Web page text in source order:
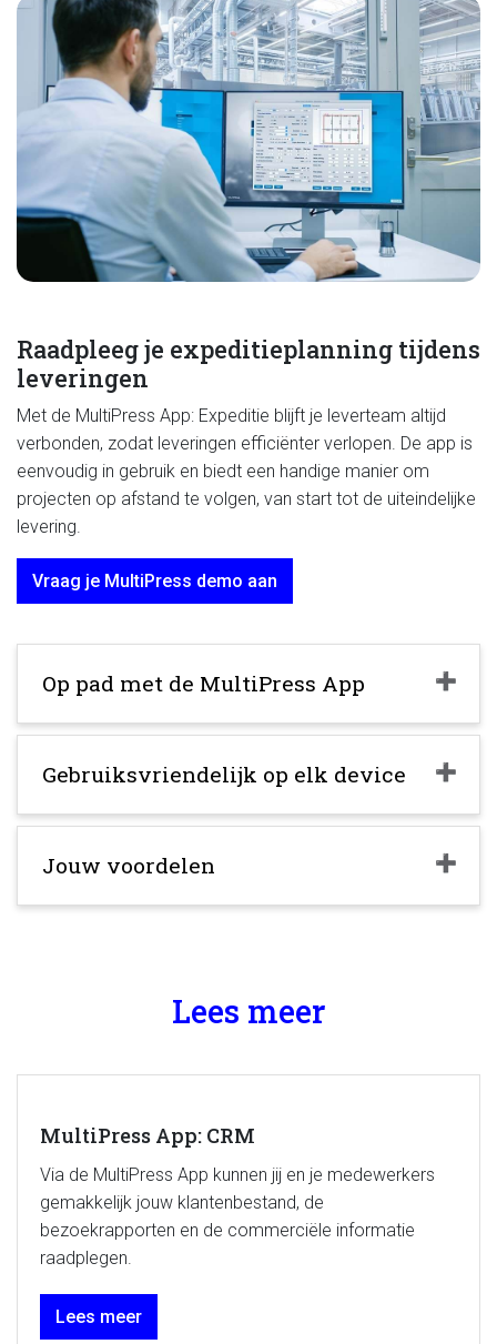
Raadpleeg je expeditieplanning tijdens
leveringen
Met de MultiPress App: Expeditie blijft je leverteam altijd
verbonden, zodat leveringen efficiënter verlopen. De app is
eenvoudig in gebruik en biedt een handige manier om
projecten op afstand te volgen, van start tot de uiteindelijke
levering.
Vraag je MultiPress demo aan
Op pad met de MultiPress App
Gebruiksvriendelijk op elk device
Jouw voordelen
Lees meer
MultiPress App: CRM
Via de MultiPress App kunnen jij en je medewerkers
gemakkelijk jouw klantenbestand, de
bezoekrapporten en de commerciële informatie
raadplegen.
Lees meer